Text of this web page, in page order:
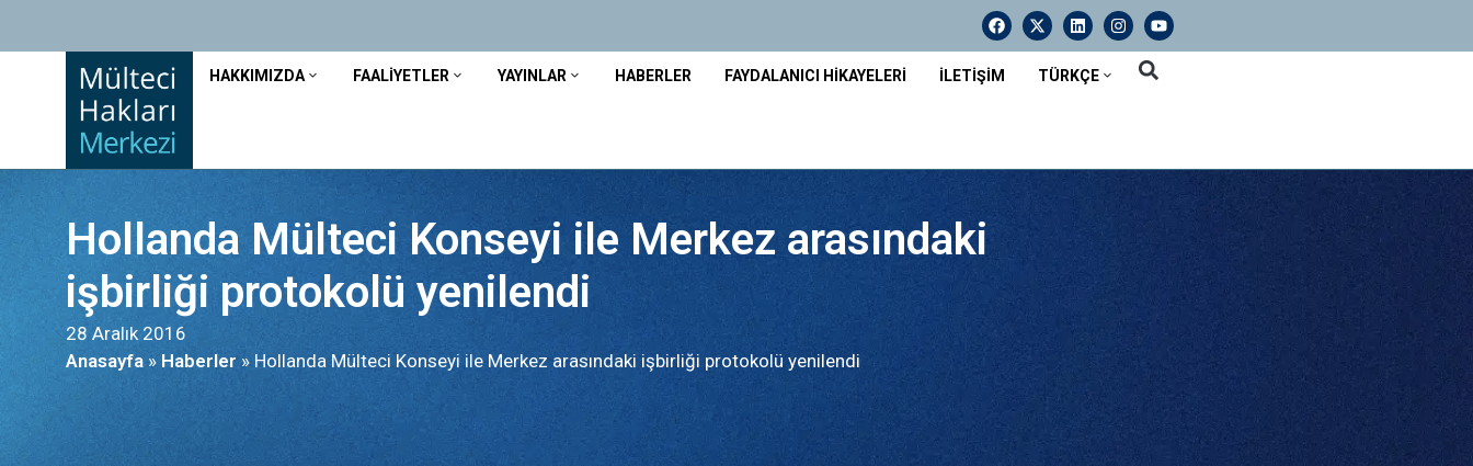
HAKKIMIZDA FAALIYETLER YAYINLAR HABERLER FAYDALANICI HIKAYELERI İLETIŞIM TÜRKÇE
Hollanda Mülteci Konseyi ile Merkez arasındaki
işbirliği protokolü yenilendi
28 Aralık 2016
Anasayfa » Haberler » Hollanda Mülteci Konseyi ile Merkez arasındaki işbirliği protokolü yenilendi